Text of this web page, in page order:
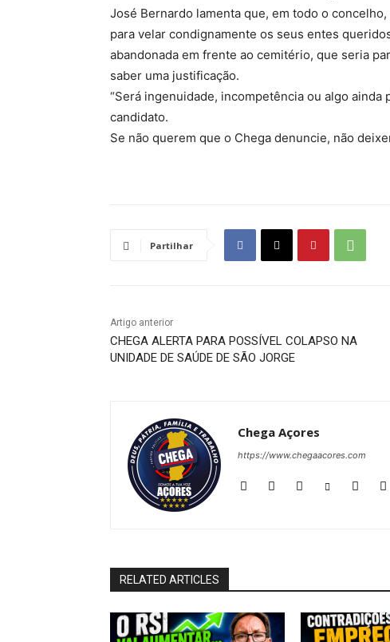
José Bernardo lamenta que, em todo o
para velar condignamente os seus entes
abandonada em frente ao cemitério, que seria
saber uma justificação.
“Será ingenuidade, incompetência ou algo
candidato.
Se não querem que o Chega denuncie, não
Partilhar
Artigo anterior
CHEGA ALERTA PARA POSSÍVEL COLAPSO NA
UNIDADE DE SAÚDE DE SÃO JORGE
Chega Açores
https://www.chegaacores.com
RELATED ARTICLES